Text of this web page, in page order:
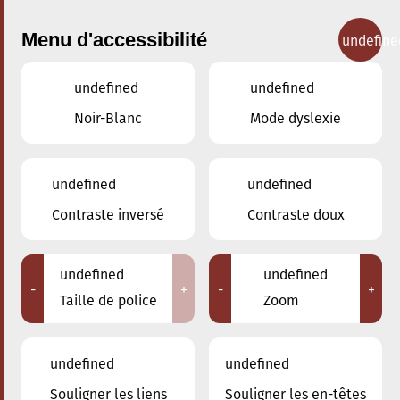
Concerts
Adresse
Menu d'accessibilité
undefined
Noir-Blanc
undefined
Mode dyslexie
undefined
Contraste inversé
undefined
Contraste doux
-
undefined
Taille de police
+ -
undefined
Zoom
+
undefined
Souligner les liens
undefined
Souligner les en-têtes